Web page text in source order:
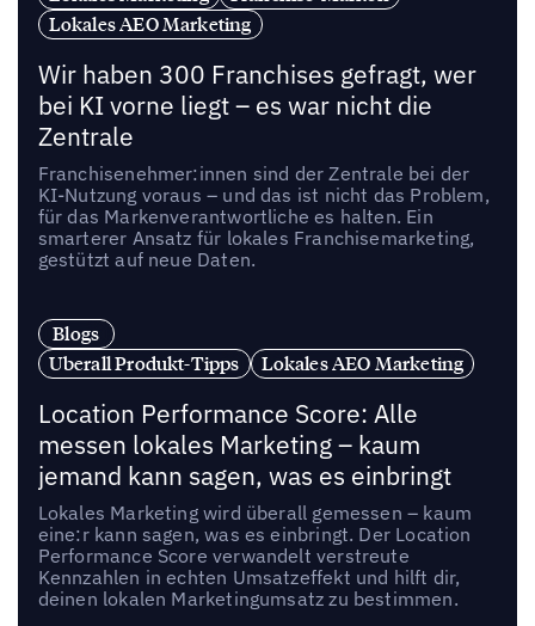
Lokales AEO Marketing
Wir haben 300 Franchises gefragt, wer
bei KI vorne liegt – es war nicht die
Zentrale
Franchisenehmer:innen sind der Zentrale bei der
KI-Nutzung voraus – und das ist nicht das Problem,
für das Markenverantwortliche es halten. Ein
smarterer Ansatz für lokales Franchisemarketing,
gestützt auf neue Daten.
Blogs
Uberall Produkt-Tipps
Lokales AEO Marketing
Location Performance Score: Alle
messen lokales Marketing – kaum
jemand kann sagen, was es einbringt
Lokales Marketing wird überall gemessen – kaum
eine:r kann sagen, was es einbringt. Der Location
Performance Score verwandelt verstreute
Kennzahlen in echten Umsatzeffekt und hilft dir,
deinen lokalen Marketingumsatz zu bestimmen.